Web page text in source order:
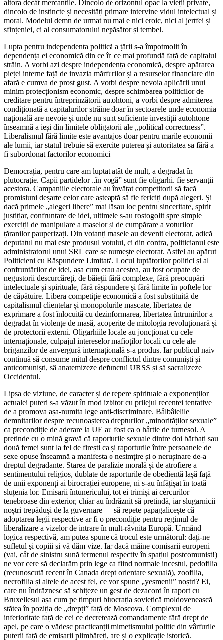
altora decât mercantile. Dincolo de orizontul opac la vieții private,
dincolo de instincte și necesități primare intervine vidul intelectual și
moral. Modelul demn de urmat nu mai e nici eroic, nici al jertfei și
sfințeniei, ci al consumatorului nepăsător și tembel.
Lupta pentru independenta politică a țării s-a împotmolit în
dependența ei economică din ce în ce mai profundă față de capitalul
străin. A vorbi azi despre independența economică, despre apărarea
pieței interne față de invazia mărfurilor și a resurselor financiare din
afară e cumva de prost gust. A vorbi despre nevoia aplicării unui
minim protecționism economic, despre schimbarea politicilor de
creditare pentru întreprinzătorii autohtoni, a vorbi despre admiterea
condiționată a capitalurilor străine doar în sectoarele unde economia
națională are nevoie și unde nu sunt suficiente investiții autohtone
înseamnă a ieși din limitele obligatorii ale „political correctness”.
Liberalismul fără limite este avantajos doar pentru marile economii
ale lumii, iar statul trebuie să exercite puterea și autoritatea sa fără a
fi subordonat factorilor economici.
Democrația, pentru care am luptat atât de mult, a degradat în
plutocrație. Capii partidelor „în vogă” sunt fie oligarhi, fie servanții
acestora. Campaniile electorale au învățat competitorii să facă
promisiuni deșarte celor care așteaptă să fie fericiți după alegeri. Și
dacă primele „alegeri libere” mai lăsau loc pentru sinceritate, spirit
justițiar, confruntare de idei, ultimele s-au rostogolit spre simple
exerciții de manipulare a maselor și de cumpărare a voturilor
țăranilor pauperizați. Din votanți masele au devenit electorat, adică
deputatul nu mai este produsul votului, ci din contra, politicianul este
administratorul unui SRL care se numește electorat. Astfel au apărut
Politicieni cu Răspundere Limitată. Locul luptătorilor politici și al
confruntărilor de idei, așa cum erau acestea, au fost ocupate de
negustorii descurcăreți, de băieții fără complexe, fără preocupări
intelectuale și spirituale, fără răspundere și fără limite în poftele lor
de căpătuire. Libera competiție economică a fost substituită de
capitalismul clientelar și monopolurile mascate, libertatea de
exprimare a fost înlocuită cu dezinformarea, libertatea întrunirilor a
degradat în violențe de masă, acoperite de mitologia revoluționară și
de protectorii externi. Oligarhiile locale au joncționat cu cele
internaționale, culpajul intereselor mafioților locali cu cele ale
briganzilor de anvergură internațională s-a produs. Iar publicul naiv
continuă să consume mitul despre conflictul dintre comuniști și
anticomuniști, să anatemizeze defunctul URSS și să sacralizeze
Occidentul.
Lipsa de viziune, de caracter și de repere spirituale a exponenților
actualei puteri s-a văzut în mod izbitor cu prilejul recentei tentative
de a promova așa-numita lege anti-discriminare. Bâlbâielile
demnitarilor despre recunoașterea drepturilor „minorităților sexuale”
ca precondiție de aderare la UE au fost ca o hârtie de turnesol. A
pretinde cu o mină gravă că raporturile sexuale dintre doi bărbați sau
două femei sunt la fel de firești ca și raporturile între persoanele de
sexe opuse înseamnă a manifesta o nesimțire și o nerușinare de-a
dreptul degradante. Starea de paralizie morală și de atrofiere a
sentimentului religios, dublate de raporturile de obedientă lașă față
de unii exponenți ai birocrației europene, ni s-au înfățișat în toată
sluțenia lor. Emisarii întunericului, tot ei trimiși ai cercurilor
tenebroase din exterior, chiar au îndrăznit să pretindă, iar slugarnicii
noștri trepăduși de la guvernare ― să repete papagalicește că
adoptarea legii respective ar fi o precondiție pentru regimul de
liberalizare a vizelor de intrare în mult-râvnita Europă. Urmând
logica respectivă, am putea spune că trocul este următorul: dați-ne
sufletul și copiii și vă dăm vize. Iar dacă mâine comisarii europeni
(vai, cât de sinistru sună termenul respectiv în spațiul postcomunist!)
ne vor cere să declarăm prin lege ca fiind normale incestul, pedofilia
(recunoscută recent în Canada drept orientare sexuală), zoofilia,
necrofilia și altele de acest fel, ce vor spune „yesmenii” noștri? Ei,
care nu îndrăznesc să schițeze un gest de dezacord în raport cu
Bruxellesul așa cum pe timpuri birocrația sovietică moldovenească
stătea în poziția de „drepți” față de Moscova. Complexul de
inferioritate față de cei ce decretează comandamente fără drept de
apel, pe care o vădesc practicanții mimetismului politic din vârfurile
puterii față de emisarii plimbăreți, are și o explicație istorică.